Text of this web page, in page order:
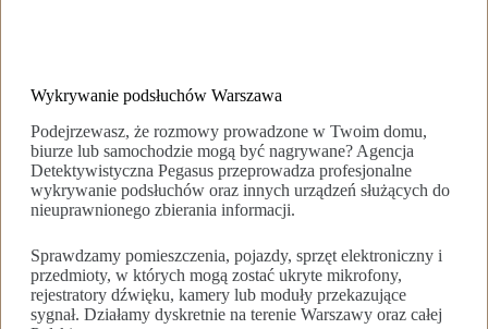
Wykrywanie podsłuchów Warszawa
Podejrzewasz, że rozmowy prowadzone w Twoim domu,
biurze lub samochodzie mogą być nagrywane? Agencja
Detektywistyczna Pegasus przeprowadza profesjonalne
wykrywanie podsłuchów oraz innych urządzeń służących do
nieuprawnionego zbierania informacji.
Sprawdzamy pomieszczenia, pojazdy, sprzęt elektroniczny i
przedmioty, w których mogą zostać ukryte mikrofony,
rejestratory dźwięku, kamery lub moduły przekazujące
sygnał. Działamy dyskretnie na terenie Warszawy oraz całej